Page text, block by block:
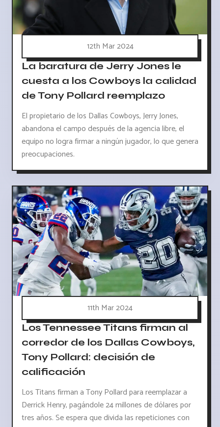
12th Mar 2024
La baratura de Jerry Jones le
cuesta a los Cowboys la calidad
de Tony Pollard reemplazo
El propietario de los Dallas Cowboys, Jerry Jones,
abandona el campo después de la agencia libre, el
equipo no logra firmar a ningún jugador, lo que genera
preocupaciones.
11th Mar 2024
Los Tennessee Titans firman al
corredor de los Dallas Cowboys,
Tony Pollard: decisión de
calificación
Los Titans firman a Tony Pollard para reemplazar a
Derrick Henry, pagándole 24 millones de dólares por
tres años. Se espera que divida las repeticiones con